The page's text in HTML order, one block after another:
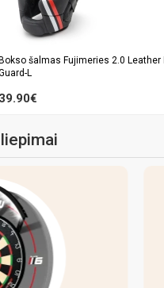
šalmas Fujimeries 2.0 Leather
L
39.90€